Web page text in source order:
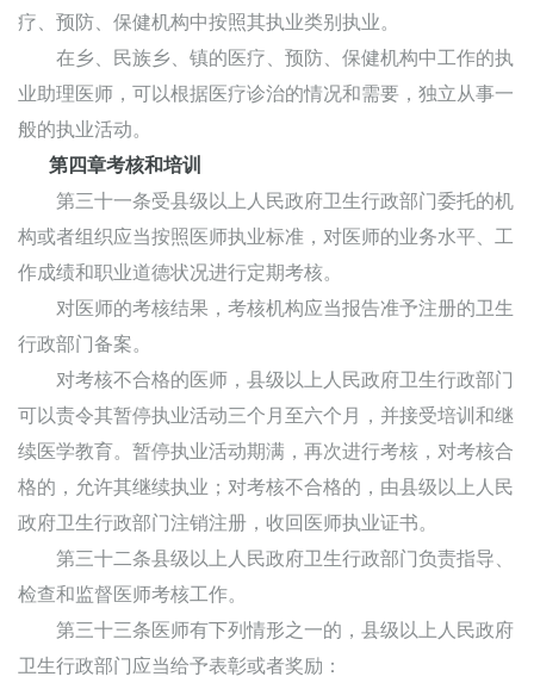
疗、预防、保健机构中按照其执业类别执业。
在乡、民族乡、镇的医疗、预防、保健机构中工作的执
业助理医师，可以根据医疗诊治的情况和需要，独立从事一
般的执业活动。
第四章考核和培训
第三十一条受县级以上人民政府卫生行政部门委托的机
构或者组织应当按照医师执业标准，对医师的业务水平、工
作成绩和职业道德状况进行定期考核。
对医师的考核结果，考核机构应当报告准予注册的卫生
行政部门备案。
对考核不合格的医师，县级以上人民政府卫生行政部门
可以责令其暂停执业活动三个月至六个月，并接受培训和继
续医学教育。暂停执业活动期满，再次进行考核，对考核合
格的，允许其继续执业；对考核不合格的，由县级以上人民
政府卫生行政部门注销注册，收回医师执业证书。
第三十二条县级以上人民政府卫生行政部门负责指导、
检查和监督医师考核工作。
第三十三条医师有下列情形之一的，县级以上人民政府
卫生行政部门应当给予表彰或者奖励：